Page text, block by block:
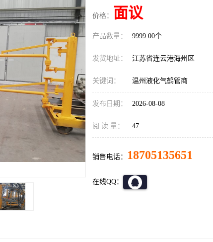
价格： 面议
产品数量： 9999.00个
发货地址： 江苏省连云港海州区
关键词： 温州液化气鹤管商
发布日期： 2026-08-08
阅 读 量： 47
销售电话： 18705135651
在线QQ：